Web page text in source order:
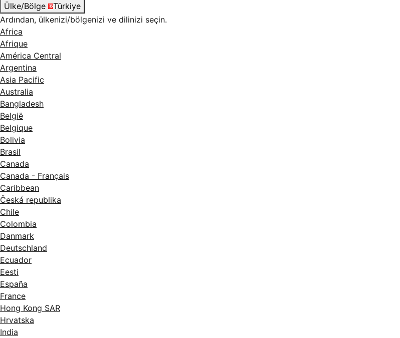
Ülke/Bölge
Türkiye
Ardından, ülkenizi/bölgenizi ve dilinizi seçin.
Africa
Afrique
América Central
Argentina
Asia Pacific
Australia
Bangladesh
België
Belgique
Bolivia
Brasil
Canada
Canada - Français
Caribbean
Česká republika
Chile
Colombia
Danmark
Deutschland
Ecuador
Eesti
España
France
Hong Kong SAR
Hrvatska
India